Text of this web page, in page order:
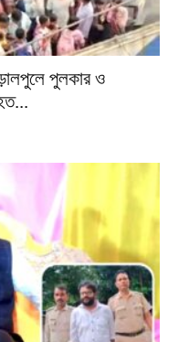
পুলকার ও